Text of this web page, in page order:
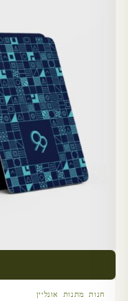
חנות מתנות אונליין